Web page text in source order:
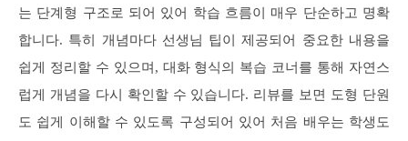
는 단계형 구조로 되어 있어 학습 흐름이 매우 단순하고 명확
합니다. 특히 개념마다 선생님 팁이 제공되어 중요한 내용을
쉽게 정리할 수 있으며, 대화 형식의 복습 코너를 통해 자연스
럽게 개념을 다시 확인할 수 있습니다. 리뷰를 보면 도형 단원
도 쉽게 이해할 수 있도록 구성되어 있어 처음 배우는 학생도